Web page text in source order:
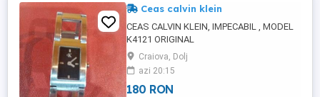
Ceas calvin klein
CEAS CALVIN KLEIN, IMPECABIL , MODEL
K4121 ORIGINAL
Craiova, Dolj
azi 20:15
180 RON